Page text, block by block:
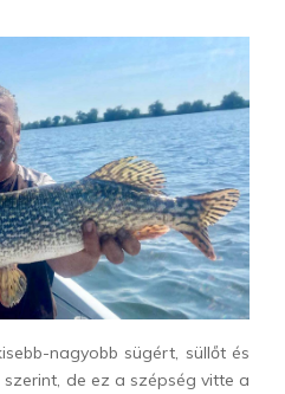
nagyobb sügért, süllőt és
de ez a szépség vitte a